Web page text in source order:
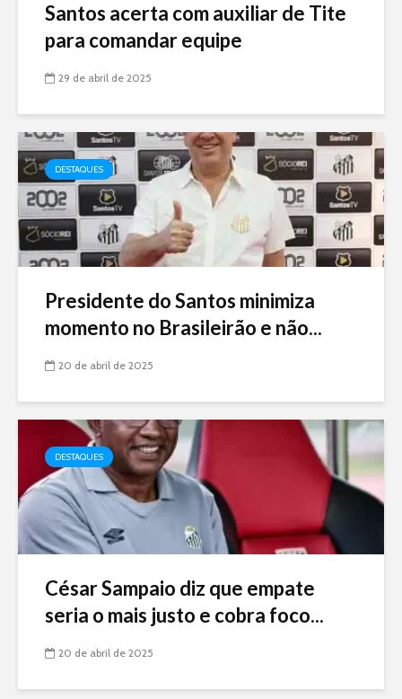
Santos acerta com auxiliar de Tite
para comandar equipe
29 de abril de 2025
DESTAQUES
Presidente do Santos minimiza
momento no Brasileirão e não...
20 de abril de 2025
DESTAQUES
César Sampaio diz que empate
seria o mais justo e cobra foco...
20 de abril de 2025